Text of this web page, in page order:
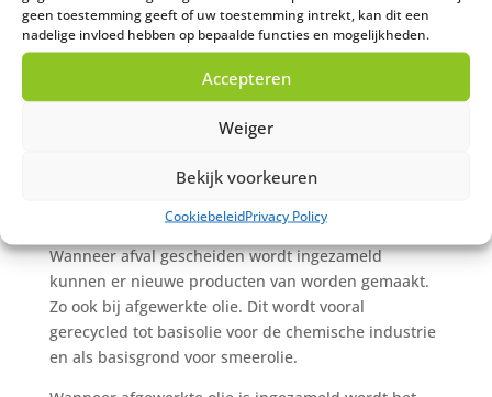
geen toestemming geeft of uw toestemming intrekt, kan dit een
nadelige invloed hebben op bepaalde functies en mogelijkheden.
Accepteren
Weiger
Bekijk voorkeuren
CookiebeleidPrivacy Policy
tot 0,15 cent per liter. Direct afgewerkte olie laten
afvoeren?
Hoe wordt afgewerkte olie
gerecycled?
Wanneer afval gescheiden wordt ingezameld
kunnen er nieuwe producten van worden gemaakt.
Zo ook bij afgewerkte olie. Dit wordt vooral
gerecycled tot basisolie voor de chemische industrie
en als basisgrond voor smeerolie.